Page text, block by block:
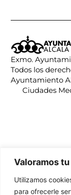
Valoramos
Utilizamos
para ofrecerle
Exmo.
Todos los
Ayuntamiento
Ciudades